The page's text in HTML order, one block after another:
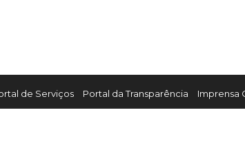
de Serviços Portal da Transparência Imprensa